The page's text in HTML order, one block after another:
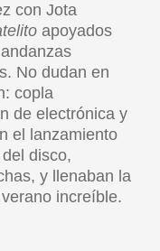
con Jota
apoyados
No dudan en
copla
de electrónica y
el lanzamiento
disco,
y llenaban la
increíble.